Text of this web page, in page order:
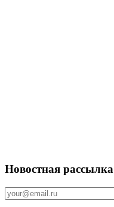
Новостная рассылка